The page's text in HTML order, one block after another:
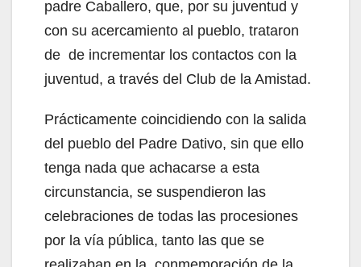
padre Caballero, que, por su juventud y
con su acercamiento al pueblo, trataron
de de incrementar los contactos con la
juventud, a través del Club de la Amistad.
Prácticamente coincidiendo con la salida
del pueblo del Padre Dativo, sin que ello
tenga nada que achacarse a esta
circunstancia, se suspendieron las
celebraciones de todas las procesiones
por la vía pública, tanto las que se